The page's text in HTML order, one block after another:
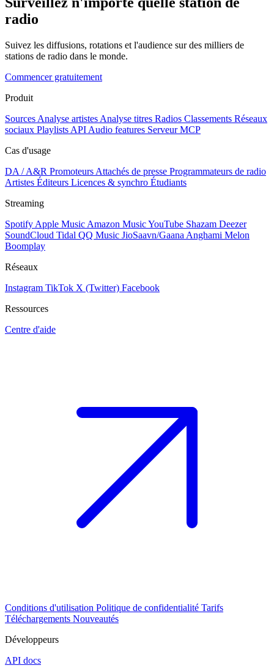
radio
Suivez les diffusions, rotations et l'audience sur des milliers de
stations de radio dans le monde.
Commencer gratuitement
Produit
Sources Analyse artistes Analyse titres Radios Classements Réseaux
sociaux Playlists API Audio features Serveur MCP
Cas d'usage
DA / A&R Promoteurs Attachés de presse Programmateurs de radio
Artistes Éditeurs Licences & synchro Étudiants
Streaming
Spotify Apple Music Amazon MusicYouTube Shazam Deezer
SoundCloud Tidal QQ Music JioSaavn/Gaana Anghami Melon
Boomplay
Réseaux
Instagram TikTok X (Twitter) Facebook
Ressources
Centre d'aide
Conditions d'utilisation Politique de confidentialité Tarifs
Téléchargements Nouveautés
Développeurs
API docs